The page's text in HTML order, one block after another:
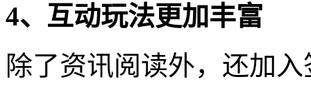
4、互动玩法更加丰富
除了资讯阅读外，还加